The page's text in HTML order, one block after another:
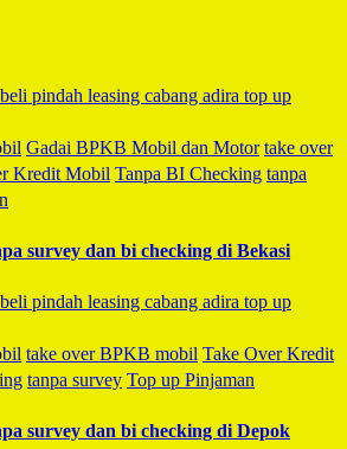
Gadai BPKB Mobil dan Motor take over
Kredit Mobil Tanpa BI Checking tanpa
survey dan bi checking di Bekasi
take over BPKB mobil Take Over Kredit
tanpa survey Top up Pinjaman
survey dan bi checking di Depok